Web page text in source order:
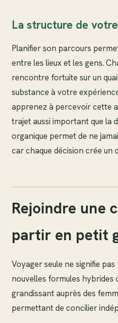
La structure de
Planifier son parcours
entre les lieux et les gens.
rencontre fortuite sur un
substance à votre
apprenez à percevoir cette
trajet aussi important que la
organique permet de ne
car chaque décision crée
Rejoindre une
partir en petit
Voyager seule ne signifie
nouvelles formules hybrides
grandissant auprès des
permettant de concilier